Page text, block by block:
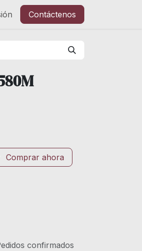
Contáctenos
Comprar ahora